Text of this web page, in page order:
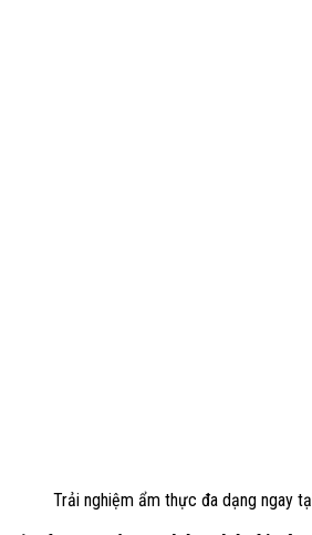
Trải nghiệm ẩm thực đa dạng ngay